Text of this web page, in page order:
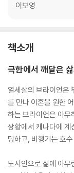
이보영
책소개
극한에서 깨달은
열세살의 브라이언은
를 만나 이혼을 원한
하는 브라이언은 아무
상황에서 캐나다에 계
당하고, 비행기는 호
도시인으로 삶에 아무